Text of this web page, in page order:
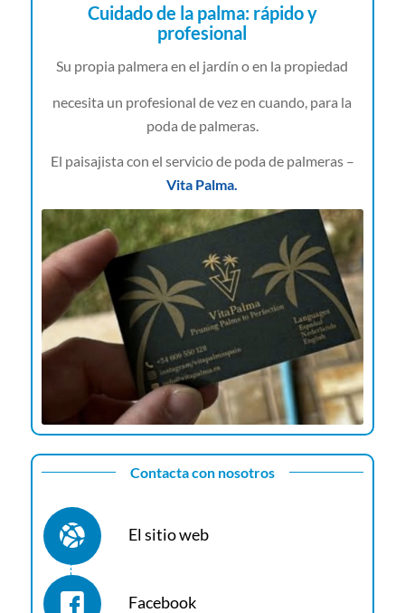
Cuidado de la palma: rápido y
profesional
Su propia palmera en el jardín o en la propiedad
necesita un profesional de vez en cuando, para la
poda de palmeras.
El paisajista con el servicio de poda de palmeras –
Vita Palma.
Contacta con nosotros
El sitio web
Facebook